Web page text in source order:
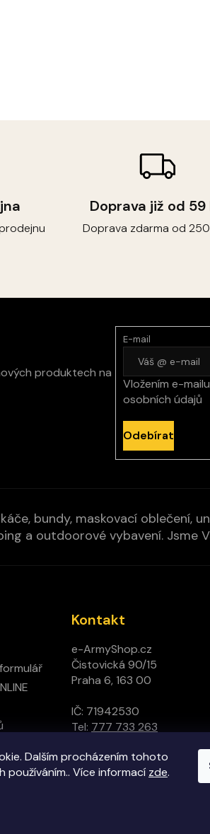
Dalším procházením tohoto
používáním.. Více informací zde.
Doprava již od 59
Doprava zdarma od
produktech na
E-mail
Vložením e-
osobních údajů
Odebírat
bundy, maskovací oblečení,
a outdoorové vybavení. Jsme
Kontakt
e-ArmyShop.cz
Čistovická 90/15
Praha 6, 163 00
IČ: 71942530
Tel: 777 733 263